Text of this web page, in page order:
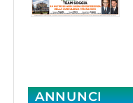
ANNUNCI